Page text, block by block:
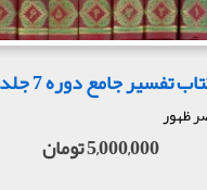
تفسیر جامع دوره 7 جلدی
ظهور
5,000,000 تومان